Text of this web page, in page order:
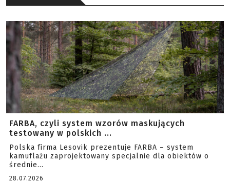
FARBA, czyli system wzorów maskujących
testowany w polskich ...
Polska firma Lesovik prezentuje FARBA – system
kamuflażu zaprojektowany specjalnie dla obiektów o
średnie...
28.07.2026